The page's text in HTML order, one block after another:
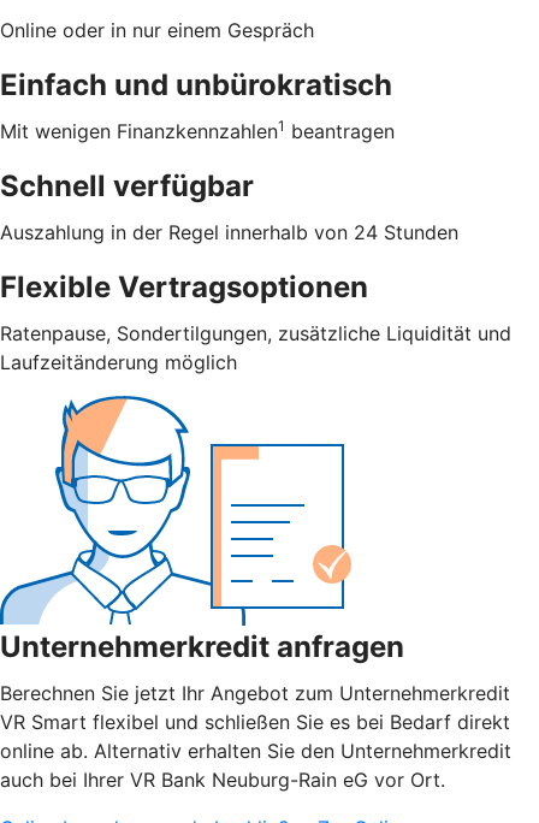
Online oder in nur einem Gespräch
Einfach und unbürokratisch
Mit wenigen Finanzkennzahlen1 beantragen
Schnell verfügbar
Auszahlung in der Regel innerhalb von 24 Stunden
Flexible Vertragsoptionen
Ratenpause, Sondertilgungen, zusätzliche Liquidität und
Laufzeitänderung möglich
Unternehmerkredit anfragen
Berechnen Sie jetzt Ihr Angebot zum Unternehmerkredit
VR Smart flexibel und schließen Sie es bei Bedarf direkt
online ab. Alternativ erhalten Sie den Unternehmerkredit
auch bei Ihrer VR Bank Neuburg-Rain eG vor Ort.